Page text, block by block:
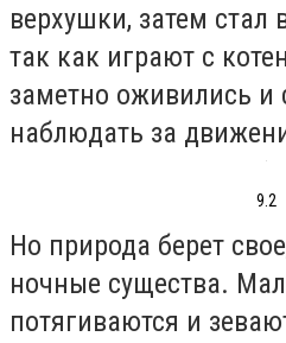
верхушки, затем стал
так как играют с
заметно оживились и
наблюдать за
9.2
Но природа берет
ночные существа.
потягиваются и